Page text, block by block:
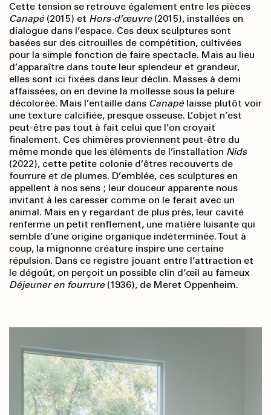
Cette tension se retrouve également entre les pièces
Canapé(2015) et Hors-d’œuvre(2015), installées en
dialogue dans l’espace. Ces deux sculptures sont
basées sur des citrouilles de compétition, cultivées
pour la simple fonction de faire spectacle. Mais au lieu
d’apparaître dans toute leur splendeur et grandeur,
elles sont ici fixées dans leur déclin. Masses à demi
affaissées, on en devine la mollesse sous la pelure
décolorée. Mais l’entaille dans Canapélaisse plutôt voir
une texture calcifiée, presque osseuse. L’objet n’est
peut-être pas tout à fait celui que l’on croyait
finalement. Ces chimères proviennent peut-être du
même monde que les éléments de l’installation Nids
(2022), cette petite colonie d’êtres recouverts de
fourrure et de plumes. D’emblée, ces sculptures en
appellent à nos sens ; leur douceur apparente nous
invitant à les caresser comme on le ferait avec un
animal. Mais en y regardant de plus près, leur cavité
renferme un petit renflement, une matière luisante qui
semble d’une origine organique indéterminée. Tout à
coup, la mignonne créature inspire une certaine
répulsion. Dans ce registre jouant entre l’attraction et
le dégoût, on perçoit un possible clin d’œil au fameux
Déjeuner en fourrure(1936), de Meret Oppenheim.